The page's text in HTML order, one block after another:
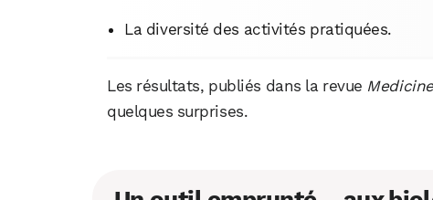
La diversité des activités pratiquées.
Les résultats, publiés dans la revue
quelques surprises.